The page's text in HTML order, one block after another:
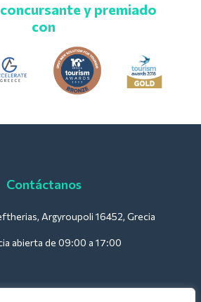
y premiado
con
Contáctanos
Argyroupoli 16452, Grecia
abierta de 09:00 a 17:00